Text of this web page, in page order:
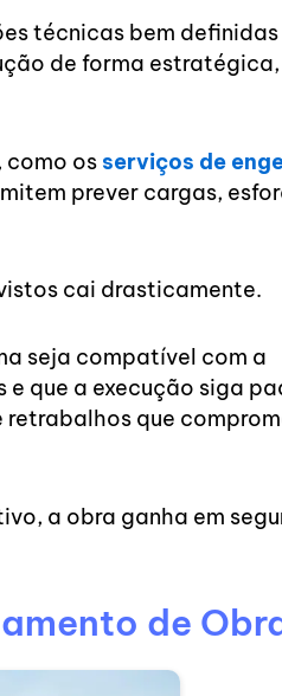
técnicas bem definidas
de forma
como os serviços de
prever cargas,
cai drasticamente.
seja compatível com a
que a execução siga
que
a obra ganha em
de